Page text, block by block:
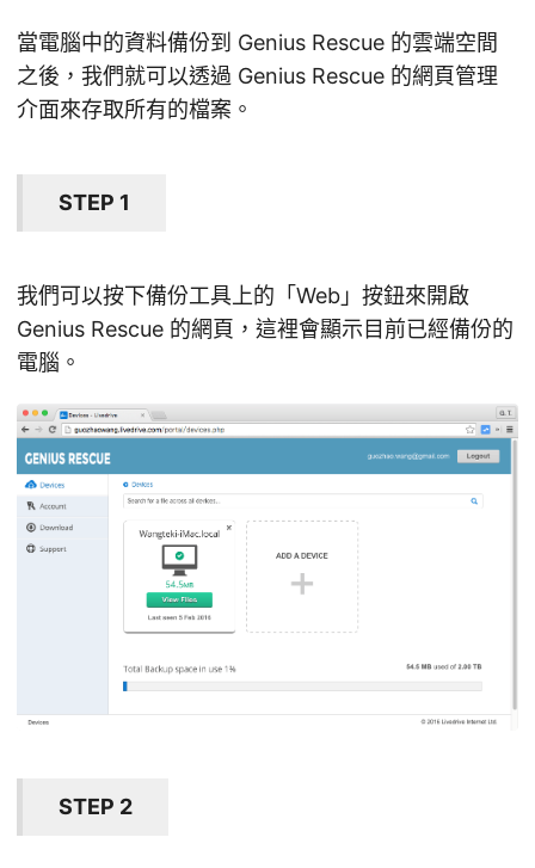
當電腦中的資料備份到 Genius Rescue 的雲端空間
之後，我們就可以透過 Genius Rescue 的網頁管理
介面來存取所有的檔案。
STEP 1
我們可以按下備份工具上的「Web」按鈕來開啟
Genius Rescue 的網頁，這裡會顯示目前已經備份的
電腦。
STEP 2